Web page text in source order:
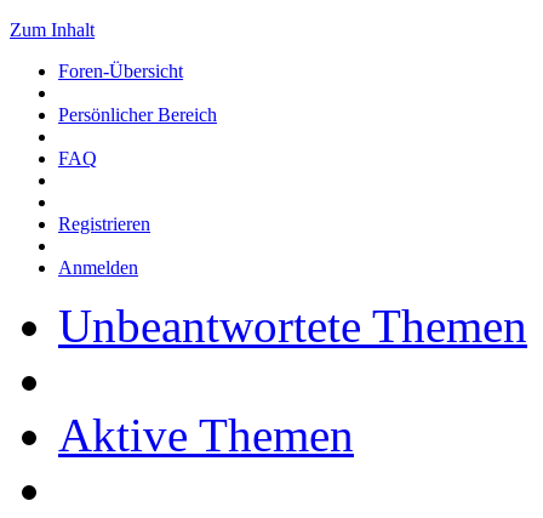
Zum Inhalt
Foren-Übersicht
Persönlicher Bereich
FAQ
Registrieren
Anmelden
Unbeantwortete Themen
Aktive Themen